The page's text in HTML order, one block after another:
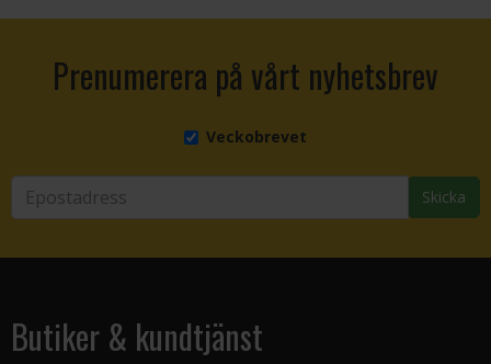
Prenumerera på vårt nyhetsbrev
Veckobrevet
Skicka
Butiker & kundtjänst